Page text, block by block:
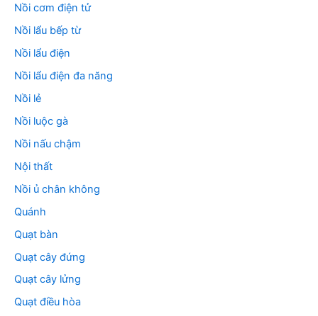
Nồi cơm điện tử
Nồi lẩu bếp từ
Nồi lẩu điện
Nồi lẩu điện đa năng
Nồi lẻ
Nồi luộc gà
Nồi nấu chậm
Nội thất
Nồi ủ chân không
Quánh
Quạt bàn
Quạt cây đứng
Quạt cây lửng
Quạt điều hòa